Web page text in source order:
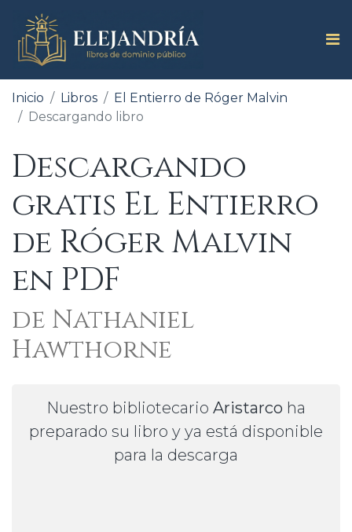
Inicio Libros
El Entierro de Róger Malvin
Descargando libro
Descargando
gratis El Entierro
de Róger Malvin
en PDF
de Nathaniel
Hawthorne
Nuestro bibliotecario Aristarco ha
preparado su libro y ya está disponible
para la descarga